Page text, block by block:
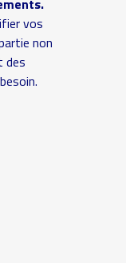
vos
non
des